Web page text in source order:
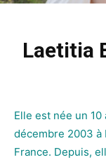
Laetitia
Elle est née un 10
décembre 2003 à
France. Depuis,